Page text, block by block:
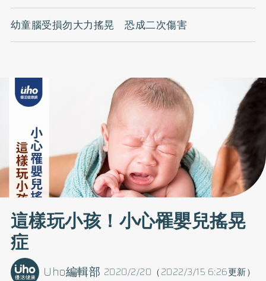
幼童腦受損勿大力搖晃 恐成二次傷害
這樣玩小孩！小心罹嬰兒搖晃
症
2020/2/20（2022/3/15 6:26更新）
Uho編輯部